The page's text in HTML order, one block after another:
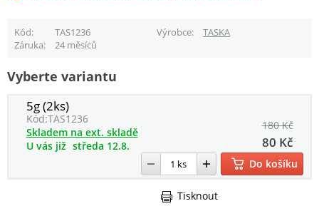
Kód TAS1236 Výrobce
TASKA
Záruka
24 měsíců
Vyberte variantu
5g (2ks)
Kód:TAS1236 180 Kč
80 Kč
Skladem na ext. skladě
U vás již středa 12.8.
Do košíku
Tisknout